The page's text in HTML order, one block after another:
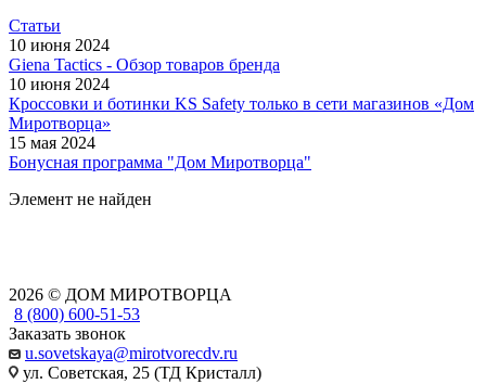
Статьи
10 июня 2024
Giena Tactics - Обзор товаров бренда
10 июня 2024
Кроссовки и ботинки KS Safety только в сети магазинов «Дом
Миротворца»
15 мая 2024
Бонусная программа "Дом Миротворца"
Элемент не найден
2026 © ДОМ МИРОТВОРЦА
8 (800) 600-51-53
Заказать звонок
u.sovetskaya@mirotvorecdv.ru
ул. Советская, 25 (ТД Кристалл)